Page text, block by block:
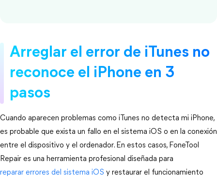
Arreglar el error de iTunes no
reconoce el iPhone en 3
pasos
Cuando aparecen problemas como iTunes no detecta mi iPhone,
es probable que exista un fallo en el sistema iOS o en la conexión
entre el dispositivo y el ordenador. En estos casos, FoneTool
Repair es una herramienta profesional diseñada para
reparar errores del sistema iOS y restaurar el funcionamiento